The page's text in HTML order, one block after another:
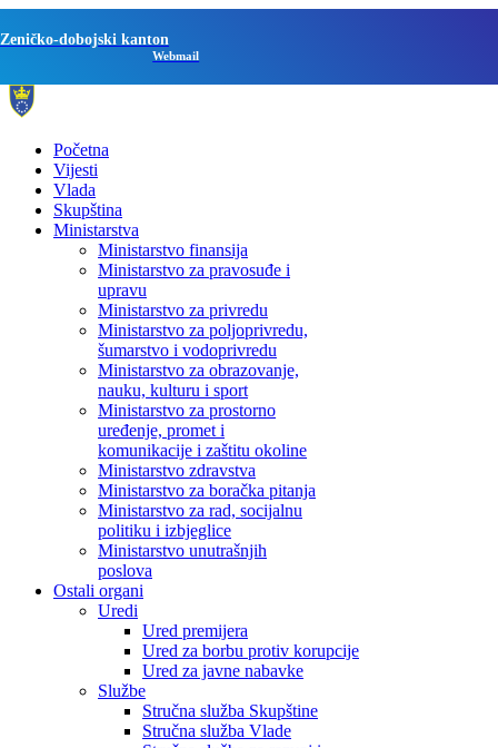
Zeničko-dobojski kanton
Webmail
Početna
Vijesti
Vlada
Skupština
Ministarstva
Ministarstvo finansija
Ministarstvo za pravosuđe i
upravu
Ministarstvo za privredu
Ministarstvo za poljoprivredu,
šumarstvo i vodoprivredu
Ministarstvo za obrazovanje,
nauku, kulturu i sport
Ministarstvo za prostorno
uređenje, promet i
komunikacije i zaštitu okoline
Ministarstvo zdravstva
Ministarstvo za boračka pitanja
Ministarstvo za rad, socijalnu
politiku i izbjeglice
Ministarstvo unutrašnjih
poslova
Ostali organi
Uredi
Ured premijera
Ured za borbu protiv korupcije
Ured za javne nabavke
Službe
Stručna služba Skupštine
Stručna služba Vlade